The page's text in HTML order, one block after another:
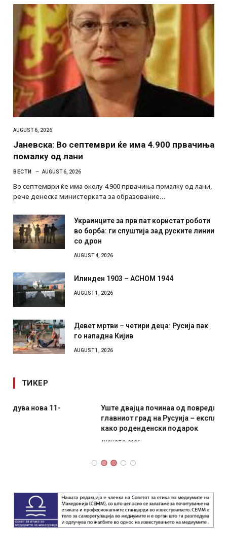
AUGUST 6, 2026
Јаневска: Во септември ќе има 4.900 првачиња
помалку од лани
ВЕСТИ AUGUST 6, 2026
Во септември ќе има околу 4.900 првачиња помалку од лани,
рече денеска министерката за образование…
Украинците за прв пат користат роботи
во борба: ги спуштија зад руските линии
со дрон
AUGUST 4, 2026
Илинден 1903 – АСНОМ 1944
AUGUST 1, 2026
Девет мртви – четири деца: Русија пак
го нападна Кијив
AUGUST 1, 2026
ТИКЕР
Уште двајца починаа од повредите во ресторан во
главниот град на Русуија – експлозивот бил завиткан
како роденденски подарок